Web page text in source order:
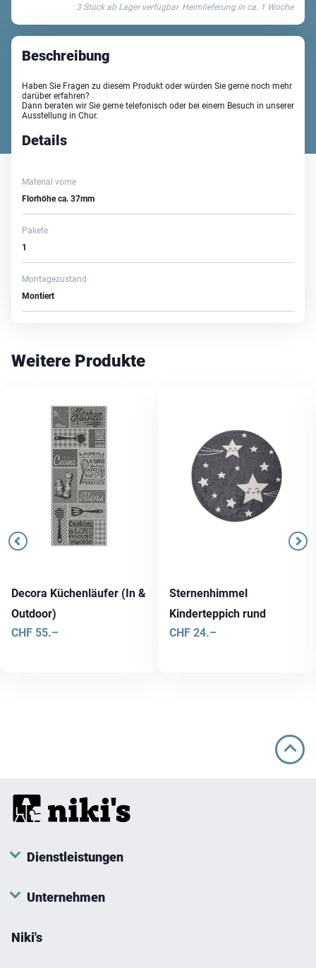
Menge3 Stück ab Lager verfügbar. Heimlieferung in ca. 1 Woche
Beschreibung
Haben Sie Fragen zu diesem Produkt oder würden Sie gerne noch mehr
darüber erfahren?
Dann beraten wir Sie gerne telefonisch oder bei einem Besuch in unserer
Ausstellung in Chur.
Details
Material vorne
Florhöhe ca. 37mm
Pakete
1
Montagezustand
Montiert
Weitere Produkte
Decora Küchenläufer (In &
Outdoor)
CHF 55.–
Sternenhimmel
Kinderteppich rund
CHF 24.–
Dienstleistungen
Unternehmen
Niki's